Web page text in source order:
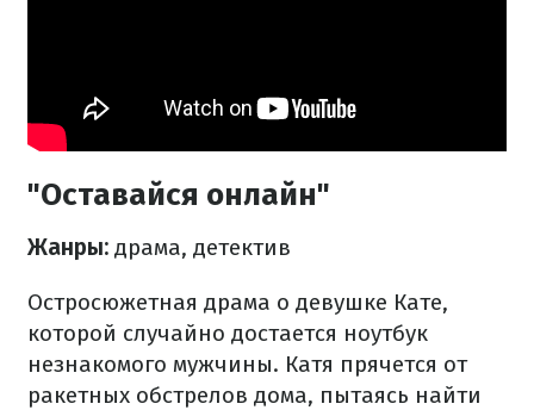
"Оставайся онлайн"
Жанры: драма, детектив
Остросюжетная драма о девушке Кате,
которой случайно достается ноутбук
незнакомого мужчины. Катя прячется от
ракетных обстрелов дома, пытаясь найти